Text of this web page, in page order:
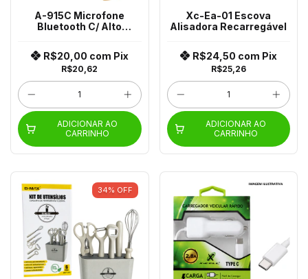
A-915C Microfone
Bluetooth C/ Alto
R$20,62
R$20,00 com Pix
ADICIONAR AO
CARRINHO
Xc-Ea-01 Escova
Alisadora Recarregável
R$25,26
R$24,50 com Pix
ADICIONAR AO
CARRINHO
34% OFF